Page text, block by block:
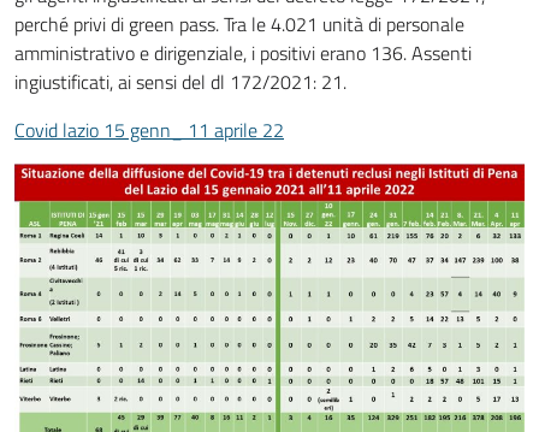
perché privi di green pass. Tra le 4.021 unità di personale
amministrativo e dirigenziale, i positivi erano 136. Assenti
ingiustificati, ai sensi del dl 172/2021: 21.
Covid lazio 15 genn_ 11 aprile 22